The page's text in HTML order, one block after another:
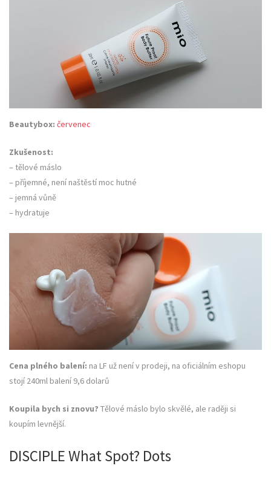
Beautybox: červenec
Zkušenost:
– tělové máslo
– příjemné, není naštěstí moc hutné
– jemná vůně
– hydratuje
Cena plného balení: na LF už není v prodeji, na oficiálním eshopu
stojí 240ml balení 9,6 dolarů
Koupila bych si znovu? Tělové máslo bylo skvělé, ale raději si
koupím levnější.
DISCIPLE What Spot? Dots